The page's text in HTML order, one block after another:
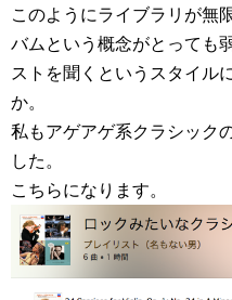
このようにライブラリが無
バムという概念がとっても
ストを聞くというスタイル
か。
私もアゲアゲ系クラシック
した。
こちらになります。